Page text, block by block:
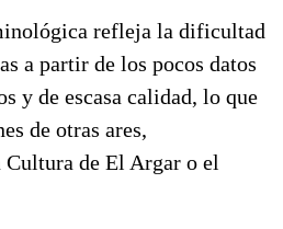
refleja la dificultad
a partir de los pocos datos
y de escasa calidad, lo que
de otras ares,
de El Argar o el